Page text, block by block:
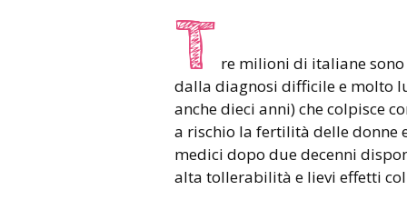
T re milioni di italiane
dalla diagnosi difficile e molto
anche dieci anni) che colpisce
a rischio la fertilità delle donne
medici dopo due decenni
alta tollerabilità e lievi effetti